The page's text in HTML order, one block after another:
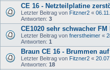
CE 16 - Netzteilplatine
Letzter Beitrag von Fitzner2 «
Antworten: 3
CE1020 sehr schwacher
Letzter Beitrag von fnerstheimer «
Antworten: 1
Braun CE 16 - Brummen
Letzter Beitrag von Fitzner2 «
Antworten: 18